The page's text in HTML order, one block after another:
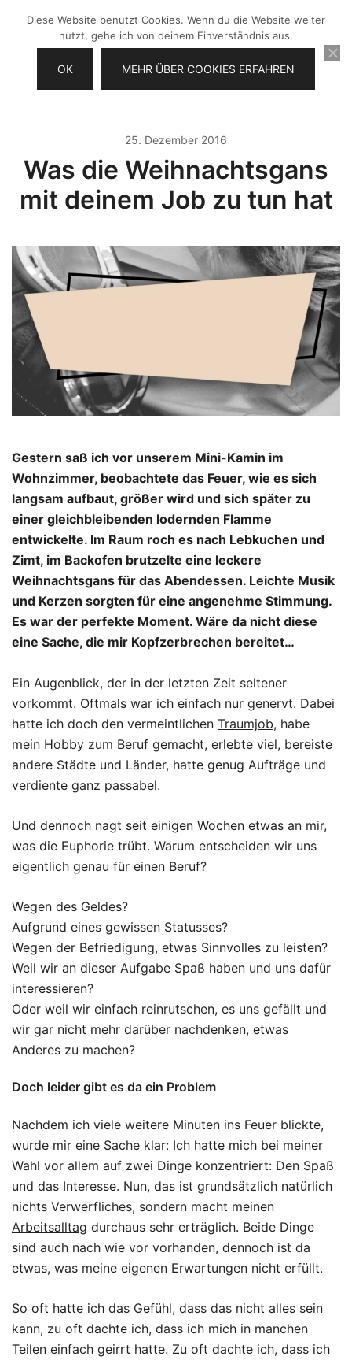
springen
25. Dezember 2016
Was die Weihnachtsgans
mit deinem Job zu tun hat
Gestern saß ich vor unserem Mini-Kamin im
Wohnzimmer, beobachtete das Feuer, wie es sich
langsam aufbaut, größer wird und sich später zu
einer gleichbleibenden lodernden Flamme
entwickelte. Im Raum roch es nach Lebkuchen und
Zimt, im Backofen brutzelte eine leckere
Weihnachtsgans für das Abendessen. Leichte Musik
und Kerzen sorgten für eine angenehme Stimmung.
Es war der perfekte Moment. Wäre da nicht diese
eine Sache, die mir Kopfzerbrechen bereitet…
Ein Augenblick, der in der letzten Zeit seltener
vorkommt. Oftmals war ich einfach nur genervt. Dabei
hatte ich doch den vermeintlichen Traumjob, habe
mein Hobby zum Beruf gemacht, erlebte viel, bereiste
andere Städte und Länder, hatte genug Aufträge und
verdiente ganz passabel.
Und dennoch nagt seit einigen Wochen etwas an mir,
was die Euphorie trübt. Warum entscheiden wir uns
eigentlich genau für einen Beruf?
Wegen des Geldes?
Aufgrund eines gewissen Statusses?
Wegen der Befriedigung, etwas Sinnvolles zu leisten?
Weil wir an dieser Aufgabe Spaß haben und uns dafür
interessieren?
Oder weil wir einfach reinrutschen, es uns gefällt und
wir gar nicht mehr darüber nachdenken, etwas
Anderes zu machen?
Doch leider gibt es da ein Problem
Nachdem ich viele weitere Minuten ins Feuer blickte,
wurde mir eine Sache klar: Ich hatte mich bei meiner
Wahl vor allem auf zwei Dinge konzentriert: Den Spaß
und das Interesse. Nun, das ist grundsätzlich natürlich
nichts Verwerfliches, sondern macht meinen
Arbeitsalltag durchaus sehr erträglich. Beide Dinge
sind auch nach wie vor vorhanden, dennoch ist da
etwas, was meine eigenen Erwartungen nicht erfüllt.
So oft hatte ich das Gefühl, dass das nicht alles sein
kann, zu oft dachte ich, dass ich mich in manchen
Teilen einfach geirrt hatte. Zu oft dachte ich, dass ich
Diese Website benutzt Cookies. Wenn du die Website weiter
nutzt, gehe ich von deinem Einverständnis aus.
OK MEHR ÜBER COOKIES ERFAHREN